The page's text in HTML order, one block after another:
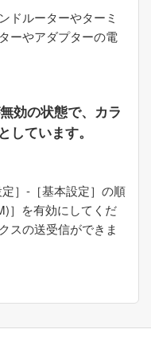
ドルーターやターミ
ーやアダプターの電
効の状態で、カラ
しています。
］-［基本設定］の順
］を有効にしてくだ
スの送受信ができま